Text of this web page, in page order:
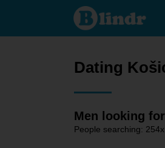
Dating -
Men
looking
kraj
Dating
Men looking
People searching: 254x